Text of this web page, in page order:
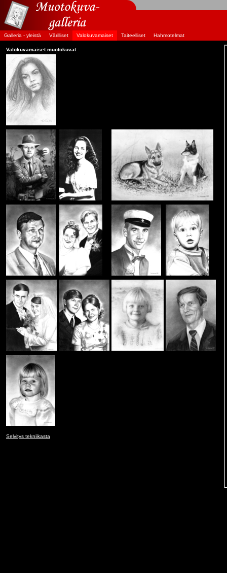
Galleria - yleistä Värilliset Valokuvamaiset Taiteelliset Hahmotelmat
Valokuvamaiset muotokuvat
Selvitys tekniikasta